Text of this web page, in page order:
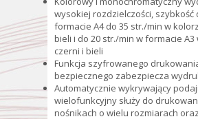
wysokiej rozdzielczości, szybkość
formacie A4 do 35 str./min w
bieli i do 20 str./min w formacie
czerni i bieli
Funkcja szyfrowanego
bezpiecznego zabezpiecza
Automatycznie wykrywający
wielofunkcyjny służy do
nośnikach o wielu rozmiarach oraz